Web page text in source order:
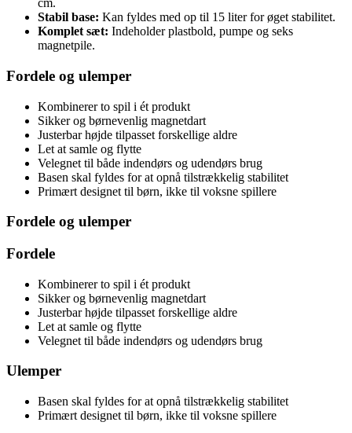
cm.
Stabil base: Kan fyldes med op til 15 liter for øget stabilitet.
Komplet sæt: Indeholder plastbold, pumpe og seks
magnetpile.
Fordele og ulemper
Kombinerer to spil i ét produkt
Sikker og børnevenlig magnetdart
Justerbar højde tilpasset forskellige aldre
Let at samle og flytte
Velegnet til både indendørs og udendørs brug
Basen skal fyldes for at opnå tilstrækkelig stabilitet
Primært designet til børn, ikke til voksne spillere
Fordele og ulemper
Fordele
Kombinerer to spil i ét produkt
Sikker og børnevenlig magnetdart
Justerbar højde tilpasset forskellige aldre
Let at samle og flytte
Velegnet til både indendørs og udendørs brug
Ulemper
Basen skal fyldes for at opnå tilstrækkelig stabilitet
Primært designet til børn, ikke til voksne spillere